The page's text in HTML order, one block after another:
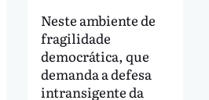
Neste ambiente de
fragilidade
democrática, que
demanda a defesa
intransigente da